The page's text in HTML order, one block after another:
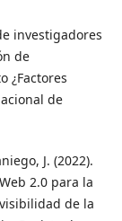
investigadores
de
¿Factores
de
J. (2022).
2.0 para la
de la